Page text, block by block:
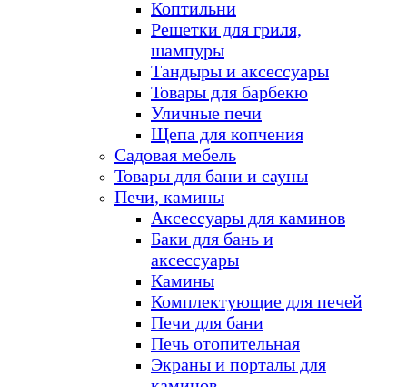
Коптильни
Решетки для гриля,
шампуры
Тандыры и аксессуары
Товары для барбекю
Уличные печи
Щепа для копчения
Садовая мебель
Товары для бани и сауны
Печи, камины
Аксессуары для каминов
Баки для бань и
аксессуары
Камины
Комплектующие для печей
Печи для бани
Печь отопительная
Экраны и порталы для